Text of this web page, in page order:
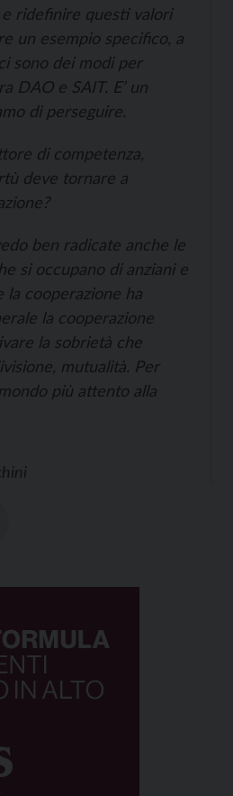
ridefinire questi valori
un esempio specifico, a
sono dei modi per
DAO e SAIT. E’ un
di perseguire.
di competenza,
deve tornare a
ben radicate anche le
si occupano di anziani e
la cooperazione ha
la cooperazione
la sobrietà che
mutualità. Per
più attento alla